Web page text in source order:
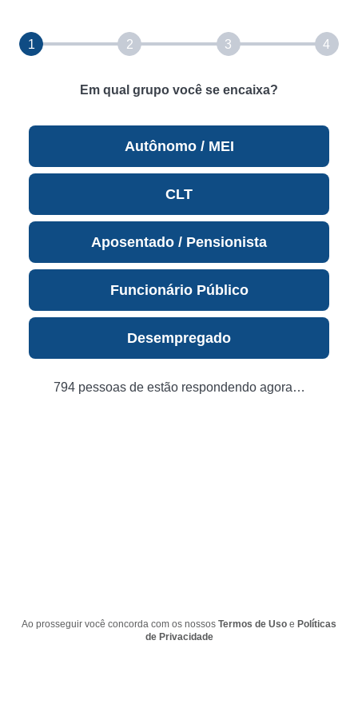
1 2 3 4
Em qual grupo você se encaixa?
Autônomo / MEI
CLT
Aposentado / Pensionista
Funcionário Público
Desempregado
794 pessoas de estão respondendo agora…
Ao prosseguir você concorda com os nossos Termos de Uso e Políticas
de Privacidade